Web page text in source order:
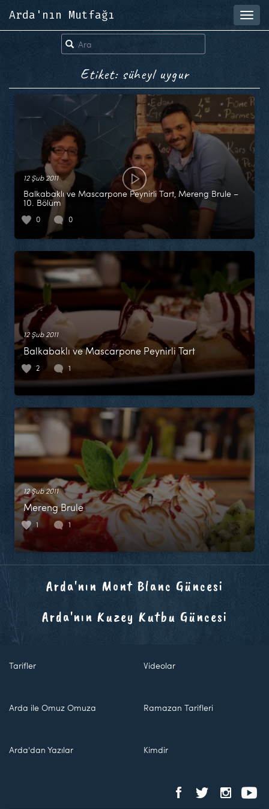
Arda'nın Mutfağı
Etiket: süheyl uygur
12 Şub 2011
Balkabaklı ve Mascarpone Peynirli Tart, Mereng Brule –
10. Bölüm
0 0
12 Şub 2011
Balkabaklı ve Mascarpone Peynirli Tart
2 1
12 Şub 2011
Mereng Brule
1 1
Arda'nın Mont Blanc Güncesi
Arda'nın Kuzey Kutbu Güncesi
Tarifler Videolar
Arda ile Omuz Omuza Ramazan Tarifleri
Arda'dan Yazılar Kimdir